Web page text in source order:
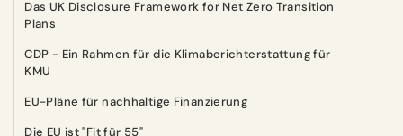
Das UK Disclosure Framework for Net Zero Transition
Plans
CDP - Ein Rahmen für die Klimaberichterstattung für
KMU
EU-Pläne für nachhaltige Finanzierung
Die EU ist "Fit für 55"